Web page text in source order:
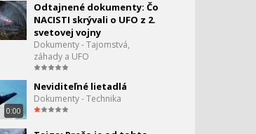
0:00
0:00
Sekundy pred
katastrofou - Nočná mora
ruského námorníctva
Preprava lietadiel -
dokument
Odtajnené dokumenty: Čo
NACISTI skrývali o UFO z 2.
svetovej vojny
Dokumenty - Tajomstvá,
záhady a UFO
0:00
Neviditeľné lietadlá
Dokumenty - Technika